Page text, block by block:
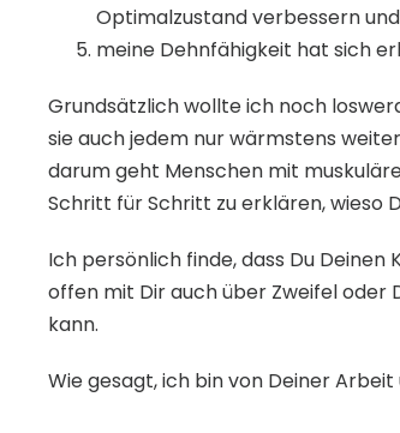
Optimalzustand verbessern und
meine Dehnfähigkeit hat sich
Grundsätzlich wollte ich noch
sie auch jedem nur wärmstens
darum geht Menschen mit
Schritt für Schritt zu erklären, wieso
Ich persönlich finde, dass Du
offen mit Dir auch über Zweifel oder
kann.
Wie gesagt, ich bin von Deiner